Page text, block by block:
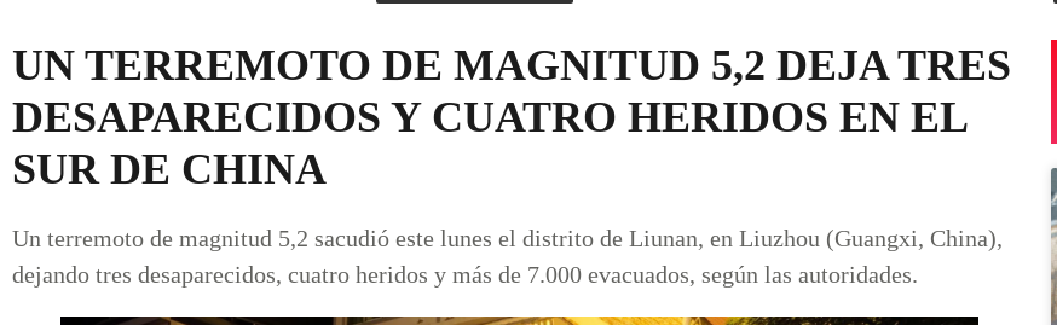
UN TERREMOTO DE MAGNITUD 5,2 DEJA TRES
DESAPARECIDOS Y CUATRO HERIDOS EN EL
SUR DE CHINA
Un terremoto de magnitud 5,2 sacudió este lunes el distrito de Liunan, en Liuzhou (Guangxi, China),
dejando tres desaparecidos, cuatro heridos y más de 7.000 evacuados, según las autoridades.